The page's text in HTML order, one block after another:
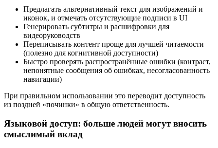
Предлагать альтернативный текст для изображений и
иконок, и отмечать отсутствующие подписи в UI
Генерировать субтитры и расшифровки для
видеоруководств
Переписывать контент проще для лучшей читаемости
(полезно для когнитивной доступности)
Быстро проверять распространённые ошибки (контраст,
непонятные сообщения об ошибках, несогласованность
навигации)
При правильном использовании это переводит доступность
из поздней «починки» в общую ответственность.
Языковой доступ: больше людей могут вносить
смыслимый вклад